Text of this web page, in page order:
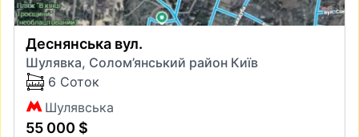
Деснянська вул.
Шулявка, Солом’янський район Київ
6 Соток
Шулявська
55 000 $